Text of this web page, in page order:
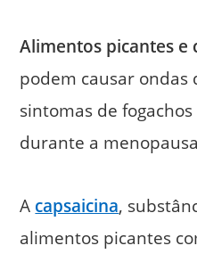
Alimentos picantes e
podem causar ondas
sintomas de
durante a
A capsaicina,
alimentos picantes